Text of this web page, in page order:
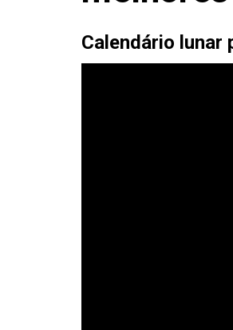
Calendário lunar